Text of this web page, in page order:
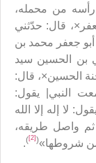
رأسه من محمله،
قال: حدّثني
جعفر محمد بن
بن الحسين سيد
الحسين×، قال:
النبي| يقول:
لا إله إلا الله
واصل طريقه،
من شروطها»(
[2]
)
.